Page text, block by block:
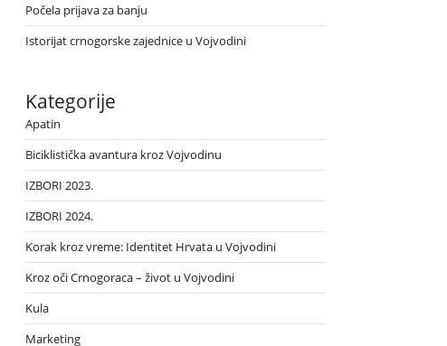
Počela prijava za banju
Istorijat crnogorske zajednice u Vojvodini
Kategorije
Apatin
Biciklistička avantura kroz Vojvodinu
IZBORI 2023.
IZBORI 2024.
Korak kroz vreme: Identitet Hrvata u Vojvodini
Kroz oči Crnogoraca – život u Vojvodini
Kula
Marketing